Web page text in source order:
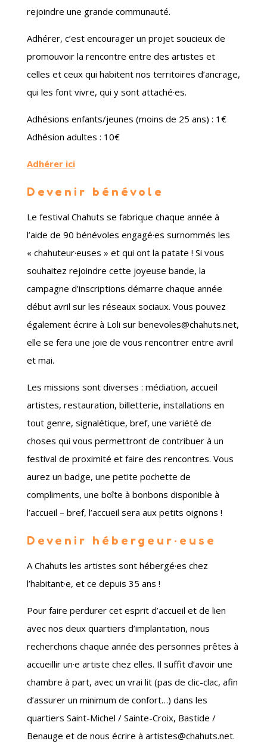
rejoindre une grande communauté.
Adhérer, c’est encourager un projet soucieux de
promouvoir la rencontre entre des artistes et
celles et ceux qui habitent nos territoires d’ancrage,
qui les font vivre, qui y sont attaché·es.
Adhésions enfants/jeunes (moins de 25 ans) : 1€
Adhésion adultes : 10€
Adhérer ici
Devenir bénévole
Le festival Chahuts se fabrique chaque année à
l’aide de 90 bénévoles engagé·es surnommés les
« chahuteur·euses » et qui ont la patate ! Si vous
souhaitez rejoindre cette joyeuse bande, la
campagne d’inscriptions démarre chaque année
début avril sur les réseaux sociaux. Vous pouvez
également écrire à Loli sur benevoles@chahuts.net,
elle se fera une joie de vous rencontrer entre avril
et mai.
Les missions sont diverses : médiation, accueil
artistes, restauration, billetterie, installations en
tout genre, signalétique, bref, une variété de
choses qui vous permettront de contribuer à un
festival de proximité et faire des rencontres. Vous
aurez un badge, une petite pochette de
compliments, une boîte à bonbons disponible à
l’accueil – bref, l’accueil sera aux petits oignons !
Devenir hébergeur·euse
A Chahuts les artistes sont hébergé·es chez
l’habitant·e, et ce depuis 35 ans !
Pour faire perdurer cet esprit d’accueil et de lien
avec nos deux quartiers d’implantation, nous
recherchons chaque année des personnes prêtes à
accueillir un·e artiste chez elles. Il suffit d’avoir une
chambre à part, avec un vrai lit (pas de clic-clac, afin
d’assurer un minimum de confort…) dans les
quartiers Saint-Michel / Sainte-Croix, Bastide /
Benauge et de nous écrire à artistes@chahuts.net.